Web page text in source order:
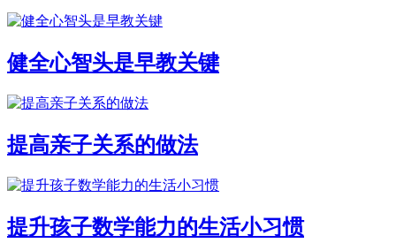
健全心智头是早教关键
提高亲子关系的做法
提升孩子数学能力的生活小习惯